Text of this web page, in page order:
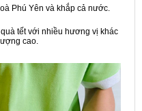
Phú Yên và khắp cả nước.
tết với nhiều hương vị khác
cao.